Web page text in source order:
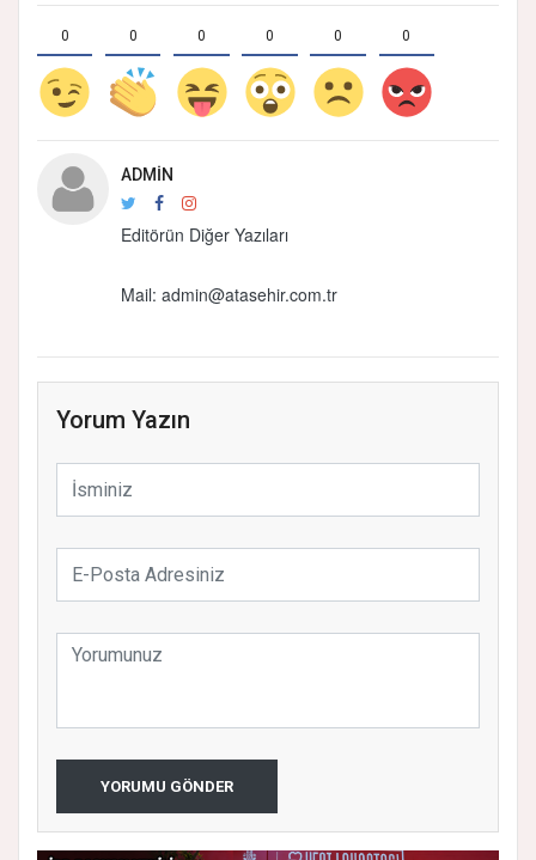
0 0 0 0 0 0
ADMIN
Editörün Diğer Yazıları
Mail: admin@atasehir.com.tr
Yorum Yazın
YORUMU GÖNDER